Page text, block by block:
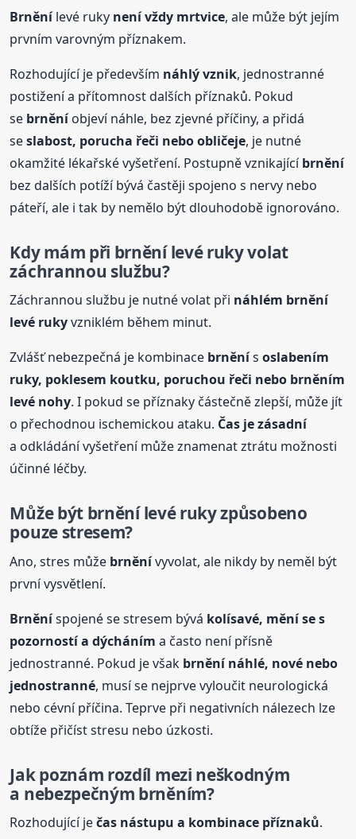
Brněnílevé ruky není vždy mrtvice, ale může být jejím
prvním varovným příznakem.
Rozhodující je především náhlý vznik, jednostranné
postižení a přítomnost dalších příznaků. Pokud
se brněníobjeví náhle, bez zjevné příčiny, a přidá
seslabost, porucha řeči nebo obličeje, je nutné
okamžité lékařské vyšetření. Postupně vznikajícíbrnění
bez dalších potíží bývá častěji spojeno s nervy nebo
páteří, ale i tak by nemělo být dlouhodobě ignorováno.
Kdy mám při brněnílevé ruky volat
záchrannou službu?
Záchrannou službu je nutné volat při náhlém brnění
levé rukyvzniklém během minut.
Zvlášť nebezpečná je kombinace brněnísoslabením
ruky, poklesem koutku, poruchou řeči nebo brněním
levé nohy. I pokud se příznaky částečně zlepší, může jít
o přechodnou ischemickou ataku. Čas je zásadní
a odkládání vyšetření může znamenat ztrátu možnosti
účinné léčby.
Může být brněnílevé ruky způsobeno
pouze stresem?
Ano, stres může brněnívyvolat, ale nikdy by neměl být
první vysvětlení.
Brněníspojené se stresem bývá kolísavé, mění se s
pozorností a dýcháním a často není přísně
jednostranné. Pokud je však brnění náhlé, nové nebo
jednostranné, musí se nejprve vyloučit neurologická
nebo cévní příčina. Teprve při negativních nálezech lze
obtíže přičíst stresu nebo úzkosti.
Jak poznám rozdíl mezi neškodným
a nebezpečným brněním?
Rozhodující ječas nástupu a kombinace příznaků.